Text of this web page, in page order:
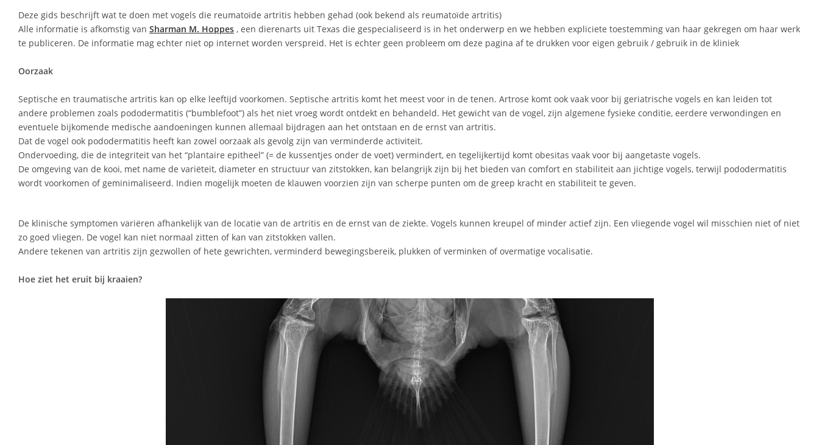
Deze gids beschrijft wat te doen met vogels die reumatoïde artritis hebben gehad (ook bekend als reumatoïde artritis)
Alle informatie is afkomstig van Sharman M. Hoppes , een dierenarts uit Texas die gespecialiseerd is in het onderwerp en we hebben expliciete toestemming van haar gekregen om haar werk
te publiceren. De informatie mag echter niet op internet worden verspreid. Het is echter geen probleem om deze pagina af te drukken voor eigen gebruik / gebruik in de kliniek
Oorzaak
Septische en traumatische artritis kan op elke leeftijd voorkomen. Septische artritis komt het meest voor in de tenen. Artrose komt ook vaak voor bij geriatrische vogels en kan leiden tot
andere problemen zoals pododermatitis (“bumblefoot”) als het niet vroeg wordt ontdekt en behandeld. Het gewicht van de vogel, zijn algemene fysieke conditie, eerdere verwondingen en
eventuele bijkomende medische aandoeningen kunnen allemaal bijdragen aan het ontstaan ​​en de ernst van artritis.
Dat de vogel ook pododermatitis heeft kan zowel oorzaak als gevolg zijn van verminderde activiteit.
Ondervoeding, die de integriteit van het “plantaire epitheel” (= de kussentjes onder de voet) vermindert, en tegelijkertijd komt obesitas vaak voor bij aangetaste vogels.
De omgeving van de kooi, met name de variëteit, diameter en structuur van zitstokken, kan belangrijk zijn bij het bieden van comfort en stabiliteit aan jichtige vogels, terwijl pododermatitis
wordt voorkomen of geminimaliseerd. Indien mogelijk moeten de klauwen voorzien zijn van scherpe punten om de greep kracht en stabiliteit te geven.
De klinische symptomen variëren afhankelijk van de locatie van de artritis en de ernst van de ziekte. Vogels kunnen kreupel of minder actief zijn. Een vliegende vogel wil misschien niet of niet
zo goed vliegen. De vogel kan niet normaal zitten of kan van zitstokken vallen.
Andere tekenen van artritis zijn gezwollen of hete gewrichten, verminderd bewegingsbereik, plukken of verminken of overmatige vocalisatie.
Hoe ziet het eruit bij kraaien?